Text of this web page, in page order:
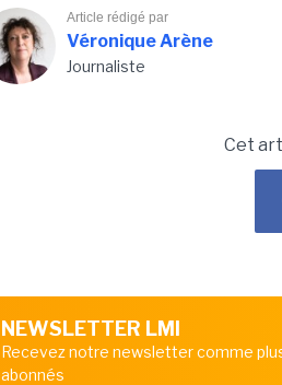
Article rédigé par
Véronique Arène
Journaliste
Cet
NEWSLETTER LMI
Recevez notre newsletter comme
abonnés